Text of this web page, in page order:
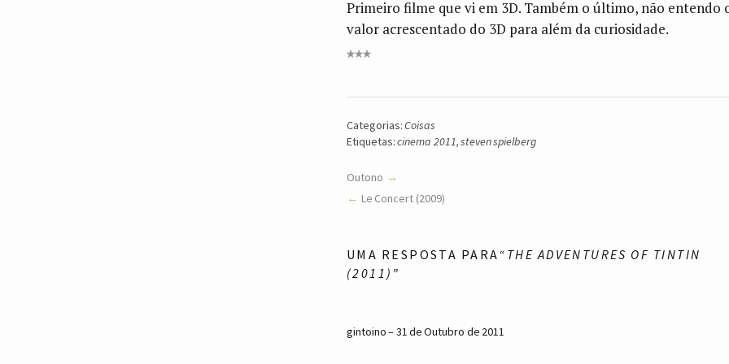
Primeiro filme que vi em 3D. Também o último, não entendo
valor acrescentado do 3D para além da curiosidade.
Categorias:Coisas
Etiquetas:cinema 2011,steven spielberg
Outono
Le Concert (2009)
UMA RESPOSTA PARA“THE ADVENTURES OF TINTIN
(2011)”
gintoino 31 de Outubro de 2011